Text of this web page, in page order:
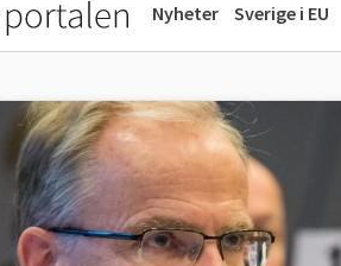
Nyheter Sverige i EU